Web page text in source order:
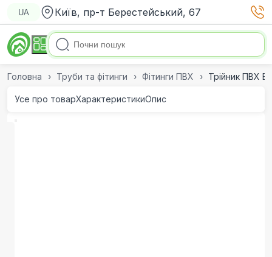
UA Київ, пр-т Берестейський, 67
Головна Труби та фітинги Фітинги ПВХ Трійник ПВХ
Усе про товарХарактеристикиОпис